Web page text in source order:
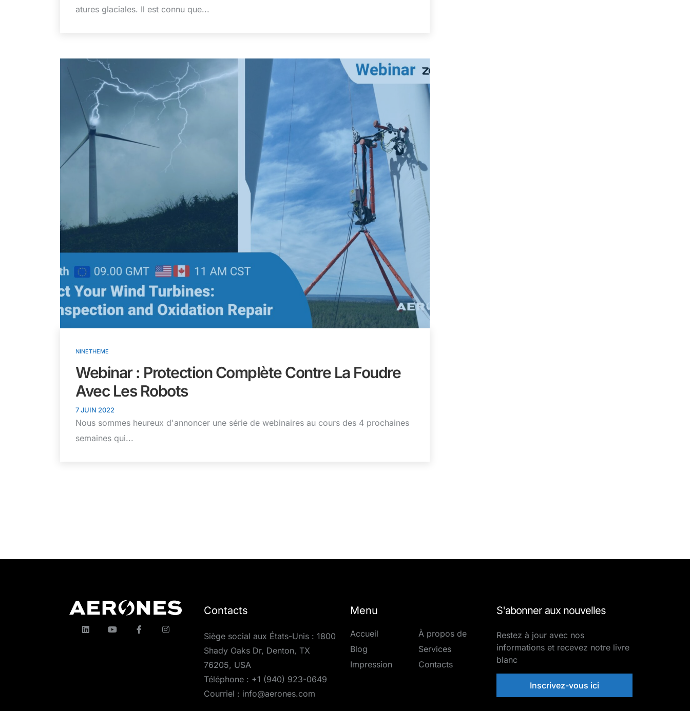
atures glaciales. Il est connu que...
NINETHEME
Webinar : Protection Complète Contre La Foudre
Avec Les Robots
7 JUIN 2022
Nous sommes heureux d'annoncer une série de webinaires au cours des 4 prochaines
semaines qui...
Contacts
Siège social aux États-Unis : 1800
Shady Oaks Dr, Denton, TX
76205, USA
Téléphone : +1 (940) 923-0649
Courriel : info@aerones.com
Menu
Accueil
À propos de
Blog
Services
Impression
Contacts
S'abonner aux nouvelles
Restez à jour avec nos
informations et recevez notre livre
blanc
Inscrivez-vous ici